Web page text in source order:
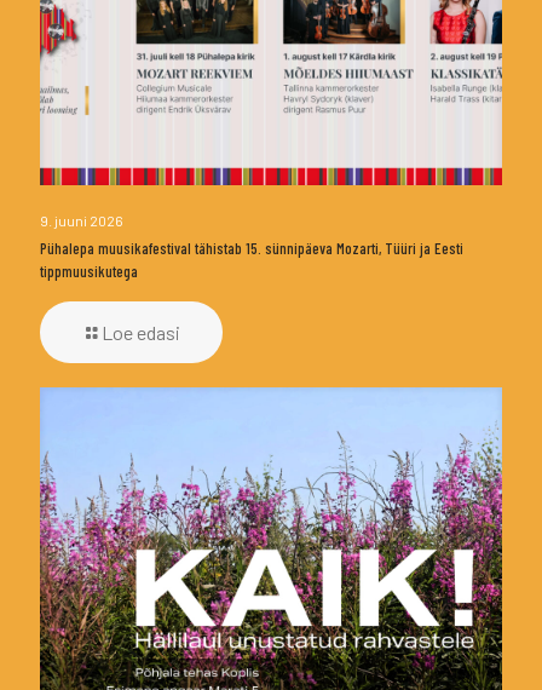
9. juuni 2026
Pühalepa muusikafestival tähistab 15. sünnipäeva Mozarti, Tüüri ja Eesti
tippmuusikutega
Loe edasi